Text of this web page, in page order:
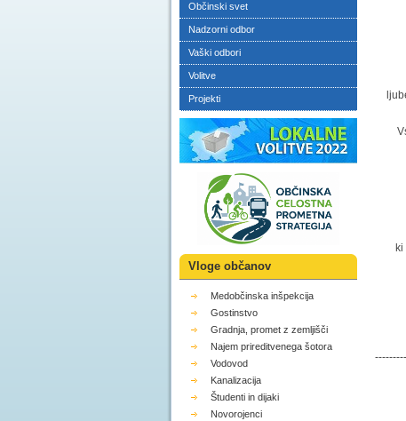
Občinski svet
Nadzorni odbor
Vaški odbori
Volitve
Projekti
Vloge občanov
Medobčinska inšpekcija
Gostinstvo
Gradnja, promet z zemljišči
Najem prireditvenega šotora
Vodovod
Kanalizacija
Študenti in dijaki
Novorojenci